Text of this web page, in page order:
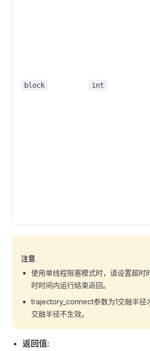
block int
注意
使用单线程阻塞模式时，请设置超时
时时间内运行结束返回。
trajectory_connect参数为1交融半径
交融半径不生效。
返回值: